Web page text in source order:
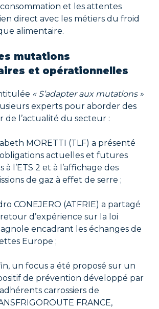
et les attentes
direct avec les métiers du froid
alimentaire.
mutations
et opérationnelles
« S’adapter aux mutations »
experts pour aborder des
l’actualité du secteur :
MORETTI (TLF) a présenté
obligations actuelles et futures
à l’ETS 2 et à l’affichage des
de gaz à effet de serre ;
CONEJERO (ATFRIE) a partagé
d’expérience sur la loi
encadrant les échanges de
Europe ;
un focus a été proposé sur un
de prévention développé par
adhérents carrossiers de
FRANCE,